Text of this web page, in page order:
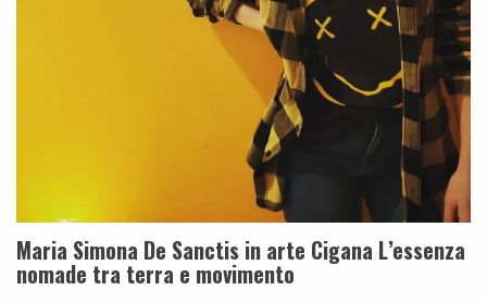
Maria Simona De Sanctis in arte Cigana L’essenza
nomade tra terra e movimento